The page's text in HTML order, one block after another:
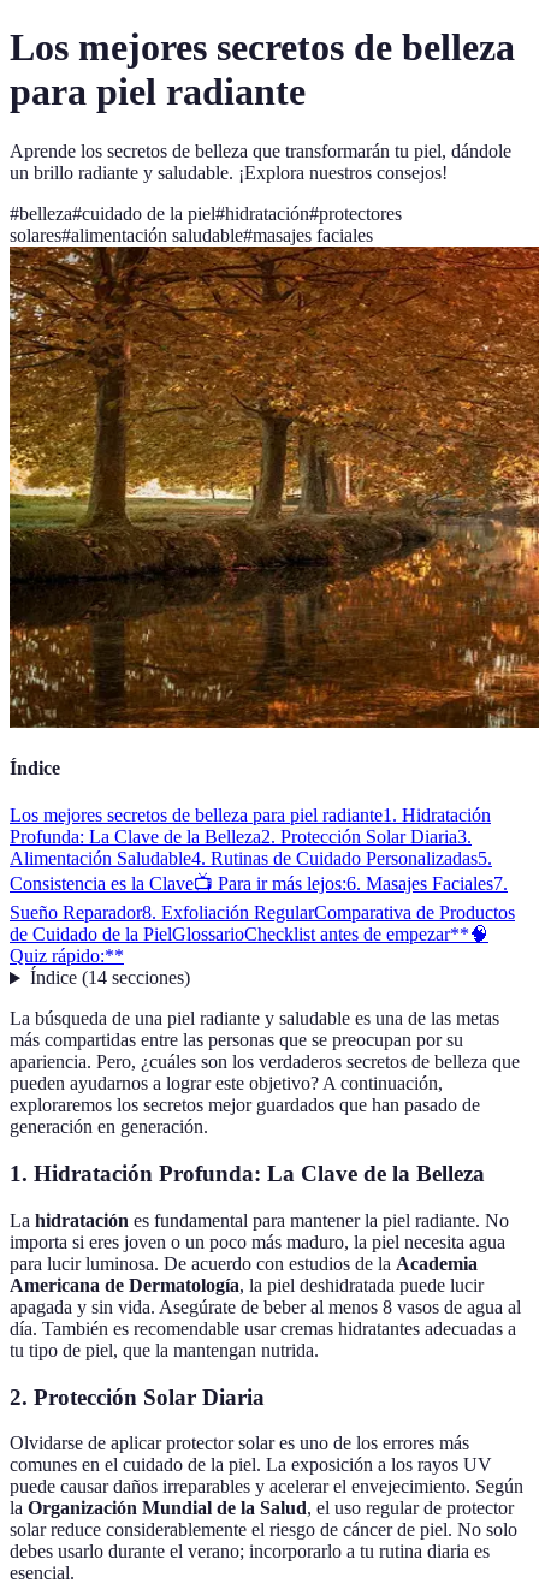
Los mejores secretos de belleza
para piel radiante
Aprende los secretos de belleza que transformarán tu piel, dándole
un brillo radiante y saludable. ¡Explora nuestros consejos!
#belleza#cuidado de la piel#hidratación#protectores
solares#alimentación saludable#masajes faciales
Índice
Los mejores secretos de belleza para piel radiante1. Hidratación
Profunda: La Clave de la Belleza2. Protección Solar Diaria3.
Alimentación Saludable4. Rutinas de Cuidado Personalizadas5.
Consistencia es la Clave📺 Para ir más lejos:6. Masajes Faciales7.
Sueño Reparador8. Exfoliación RegularComparativa de Productos
de Cuidado de la PielGlossarioChecklist antes de empezar**🧠
Quiz rápido:**
Índice(14 secciones)
La búsqueda de una piel radiante y saludable es una de las metas
más compartidas entre las personas que se preocupan por su
apariencia. Pero, ¿cuáles son los verdaderos secretos de belleza que
pueden ayudarnos a lograr este objetivo? A continuación,
exploraremos los secretos mejor guardados que han pasado de
generación en generación.
1. Hidratación Profunda: La Clave de la Belleza
La hidratación es fundamental para mantener la piel radiante. No
importa si eres joven o un poco más maduro, la piel necesita agua
para lucir luminosa. De acuerdo con estudios de la Academia
Americana de Dermatología, la piel deshidratada puede lucir
apagada y sin vida. Asegúrate de beber al menos 8 vasos de agua al
día. También es recomendable usar cremas hidratantes adecuadas a
tu tipo de piel, que la mantengan nutrida.
2. Protección Solar Diaria
Olvidarse de aplicar protector solar es uno de los errores más
comunes en el cuidado de la piel. La exposición a los rayos UV
puede causar daños irreparables y acelerar el envejecimiento. Según
la Organización Mundial de la Salud, el uso regular de protector
solar reduce considerablemente el riesgo de cáncer de piel. No solo
debes usarlo durante el verano; incorporarlo a tu rutina diaria es
esencial.